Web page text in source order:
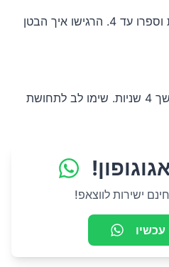
שאפו אוויר דרך האף באיטיות וספרו עד 4. הרגישו איך הבטן
החזיקו את האוויר בריאות למשך 4 שניות. שימו לב לתחושת
ישירות לווצאפ!